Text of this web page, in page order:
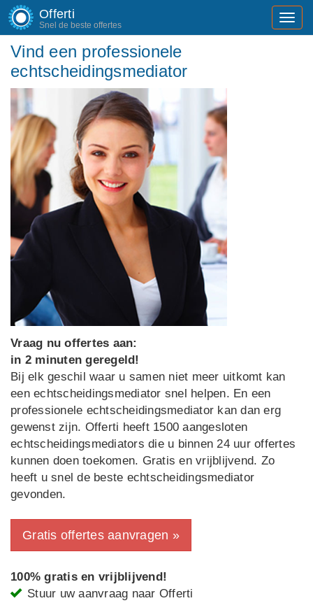
Offerti
Snel de beste offertes
Vind een professionele
echtscheidingsmediator
Vraag nu offertes aan:
in 2 minuten geregeld!
Bij elk geschil waar u samen niet meer uitkomt kan
een echtscheidingsmediator snel helpen. En een
professionele echtscheidingsmediator kan dan erg
gewenst zijn. Offerti heeft 1500 aangesloten
echtscheidingsmediators die u binnen 24 uur offertes
kunnen doen toekomen. Gratis en vrijblijvend. Zo
heeft u snel de beste echtscheidingsmediator
gevonden.
Gratis offertes aanvragen »
100% gratis en vrijblijvend!
Stuur uw aanvraag naar Offerti